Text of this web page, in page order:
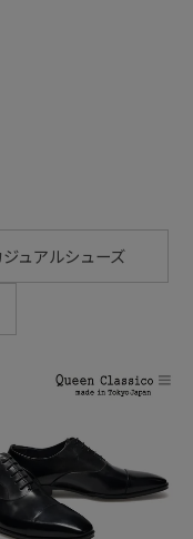
ジュアルシューズ